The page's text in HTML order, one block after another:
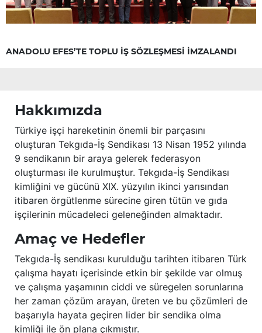
ANADOLU EFES’TE TOPLU İŞ SÖZLEŞMESİ İMZALANDI
Hakkımızda
Türkiye işçi hareketinin önemli bir parçasını
oluşturan Tekgıda-İş Sendikası 13 Nisan 1952 yılında
9 sendikanın bir araya gelerek federasyon
oluşturması ile kurulmuştur. Tekgıda-İş Sendikası
kimliğini ve gücünü XIX. yüzyılın ikinci yarısından
itibaren örgütlenme sürecine giren tütün ve gıda
işçilerinin mücadeleci geleneğinden almaktadır.
Amaç ve Hedefler
Tekgıda-İş sendikası kurulduğu tarihten itibaren Türk
çalışma hayatı içerisinde etkin bir şekilde var olmuş
ve çalışma yaşamının ciddi ve süregelen sorunlarına
her zaman çözüm arayan, üreten ve bu çözümleri de
başarıyla hayata geçiren lider bir sendika olma
kimliği ile ön plana çıkmıştır.